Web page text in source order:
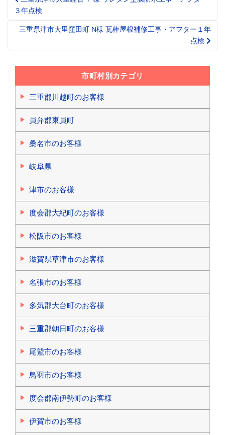
navigation
３年点検
三重県津市大里窪田町 N様 瓦棒屋根補修工事・アフター１年
点検
市町村別カテゴリ
三重郡川越町のお客様
員弁郡東員町
桑名市のお客様
岐阜県
津市のお客様
度会郡大紀町のお客様
松阪市のお客様
滋賀県草津市のお客様
名張市のお客様
多気郡大台町のお客様
三重郡朝日町のお客様
尾鷲市のお客様
鳥羽市のお客様
度会郡南伊勢町のお客様
伊賀市のお客様